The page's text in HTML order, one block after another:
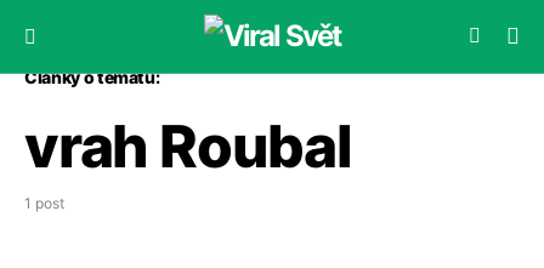
Články o tématu:
vrah Roubal
1 post